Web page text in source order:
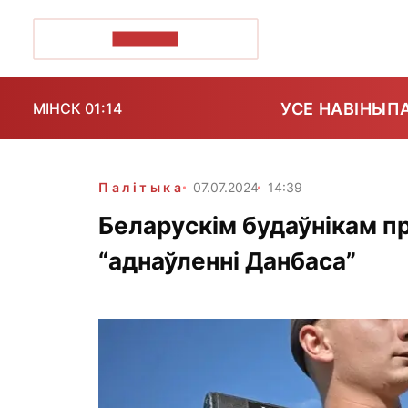
МІНСК 01:14 УСЕ НАВІНЫ
Палітыка 07.07.2024 14:39
Беларускім будаўнікам
“аднаўленні Данбаса”